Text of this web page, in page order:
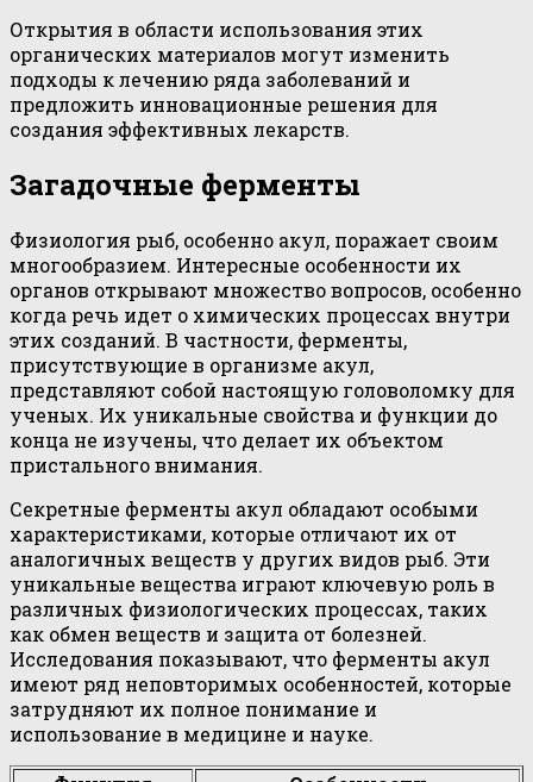
Открытия в области использования этих
органических материалов могут изменить
подходы к лечению ряда заболеваний и
предложить инновационные решения для
создания эффективных лекарств.
Загадочные ферменты
Физиология рыб, особенно акул, поражает своим
многообразием. Интересные особенности их
органов открывают множество вопросов, особенно
когда речь идет о химических процессах внутри
этих созданий. В частности, ферменты,
присутствующие в организме акул,
представляют собой настоящую головоломку для
ученых. Их уникальные свойства и функции до
конца не изучены, что делает их объектом
пристального внимания.
Секретные ферменты акул обладают особыми
характеристиками, которые отличают их от
аналогичных веществ у других видов рыб. Эти
уникальные вещества играют ключевую роль в
различных физиологических процессах, таких
как обмен веществ и защита от болезней.
Исследования показывают, что ферменты акул
имеют ряд неповторимых особенностей, которые
затрудняют их полное понимание и
использование в медицине и науке.